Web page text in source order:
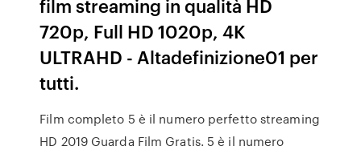
film streaming in qualità HD
720p, Full HD 1020p, 4K
ULTRAHD - Altadefinizione01 per
tutti.
Film completo 5 è il numero perfetto streaming
HD 2019 Guarda Film Gratis. 5 è il numero